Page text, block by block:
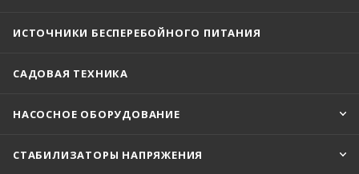
ИСТОЧНИКИ БЕСПЕРЕБОЙНОГО ПИТАНИЯ
САДОВАЯ ТЕХНИКА
НАСОСНОЕ ОБОРУДОВАНИЕ
СТАБИЛИЗАТОРЫ НАПРЯЖЕНИЯ